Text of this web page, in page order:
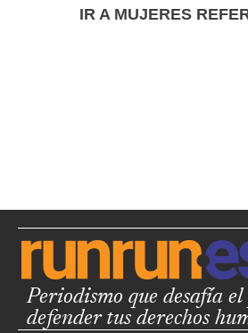
IR A MUJERES
Periodismo que desafía
defender tus derechos